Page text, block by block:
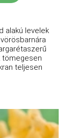
alakú levelek
tömegesen
teljesen